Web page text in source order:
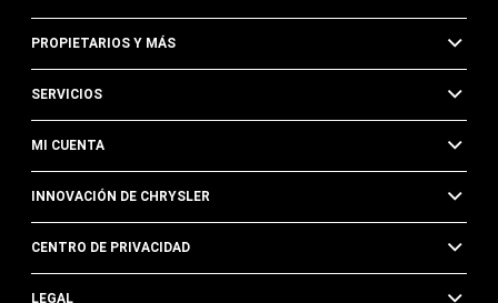
PROPIETARIOS Y MÁS
SERVICIOS
MI CUENTA
INNOVACIÓN DE CHRYSLER
CENTRO DE PRIVACIDAD
LEGAL